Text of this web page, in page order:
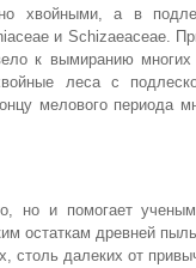
хвойными, а в
и Schizaeaceae.
к вымиранию
леса с
мелового периода
но и помогает
остаткам древней
далеких от